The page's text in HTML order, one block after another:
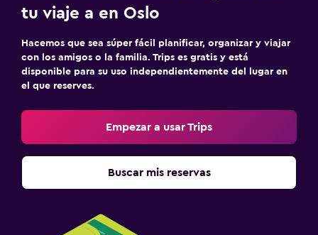
tu viaje a en Oslo
Hacemos que sea súper fácil planificar, organizar y viajar
con los amigos o la familia. Trips es gratis y está
disponible para su uso independientemente del lugar en
el que reserves.
Empezar a usar Trips
Buscar mis reservas